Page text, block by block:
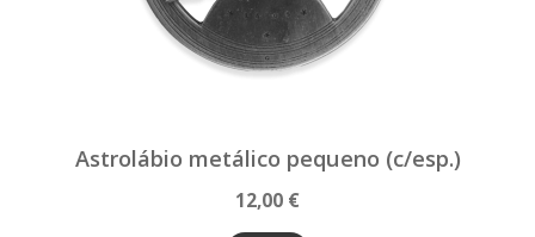
Astrolábio metálico pequeno (c/esp.)
12,00 €